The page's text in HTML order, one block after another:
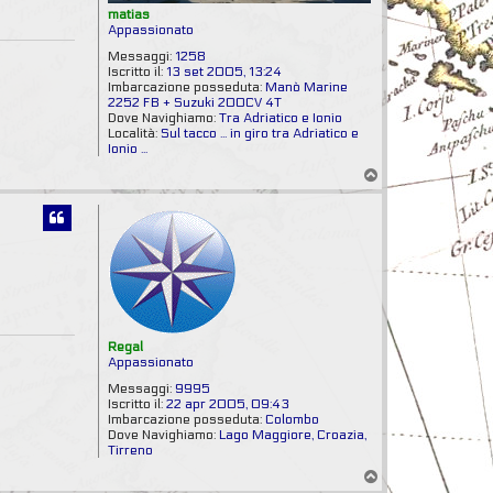
matias
Appassionato
Messaggi: 1258
Iscritto il: 13 set 2005, 13:24
Imbarcazione posseduta: Manò Marine
2252 FB + Suzuki 200CV 4T
Dove Navighiamo: Tra Adriatico e Ionio
Località: Sul tacco ... in giro tra Adriatico e
Ionio ...
o
Regal
Appassionato
Messaggi: 9995
Iscritto il: 22 apr 2005, 09:43
Imbarcazione posseduta: Colombo
Dove Navighiamo: Lago Maggiore, Croazia,
Tirreno